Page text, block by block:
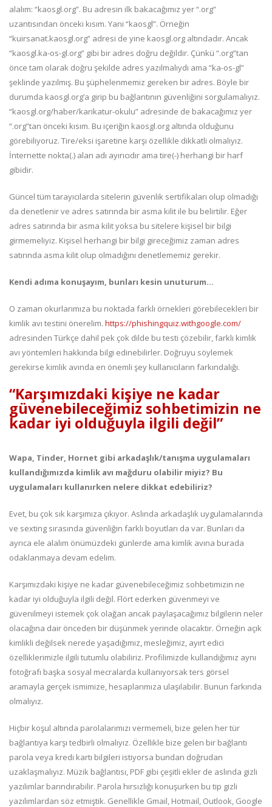
alalım: “kaosgl.org”. Bu adresin ilk bakacağımız yer “.org”
uzantısından önceki kısım. Yani “kaosgl”. Örneğin
“kuirsanat.kaosgl.org” adresi de yine kaosgl.org altındadır. Ancak
“kaosgl.ka-os-gl.org” gibi bir adres doğru değildir. Çünkü “.org”tan
önce tam olarak doğru şekilde adres yazılmalıydı ama “ka-os-gl”
şeklinde yazılmış. Bu şüphelenmemiz gereken bir adres. Böyle bir
durumda kaosgl.org’a girip bu bağlantının güvenliğini sorgulamalıyız.
“kaosgl.org/haber/karikatur-okulu” adresinde de bakacağımız yer
“.org”tan önceki kısım. Bu içeriğin kaosgl.org altında olduğunu
görebiliyoruz. Tire/eksi işaretine karşı özellikle dikkatli olmalıyız.
İnternette nokta(.) alan adı ayırıcıdır ama tire(-) herhangi bir harf
gibidir.
Güncel tüm tarayıcılarda sitelerin güvenlik sertifikaları olup olmadığı
da denetlenir ve adres satırında bir asma kilit ile bu belirtilir. Eğer
adres satırında bir asma kilit yoksa bu sitelere kişisel bir bilgi
girmemeliyiz. Kişisel herhangi bir bilgi gireceğimiz zaman adres
satırında asma kilit olup olmadığını denetlememiz gerekir.
Kendi adıma konuşayım, bunları kesin unuturum…
O zaman okurlarımıza bu noktada farklı örnekleri görebilecekleri bir
kimlik avı testini önerelim. https://phishingquiz.withgoogle.com/
adresinden Türkçe dahil pek çok dilde bu testi çözebilir, farklı kimlik
avı yöntemleri hakkında bilgi edinebilirler. Doğruyu söylemek
gerekirse kimlik avında en önemli şey kullanıcıların farkındalığı.
“Karşımızdaki kişiye ne kadar
güvenebileceğimiz sohbetimizin ne
kadar iyi olduğuyla ilgili değil”
Wapa, Tinder, Hornet gibi arkadaşlık/tanışma uygulamaları
kullandığımızda kimlik avı mağduru olabilir miyiz? Bu
uygulamaları kullanırken nelere dikkat edebiliriz?
Evet, bu çok sık karşımıza çıkıyor. Aslında arkadaşlık uygulamalarında
ve sexting sırasında güvenliğin farklı boyutları da var. Bunları da
ayrıca ele alalım önümüzdeki günlerde ama kimlik avına burada
odaklanmaya devam edelim.
Karşımızdaki kişiye ne kadar güvenebileceğimiz sohbetimizin ne
kadar iyi olduğuyla ilgili değil. Flört ederken güvenmeyi ve
güvenilmeyi istemek çok olağan ancak paylaşacağımız bilgilerin neler
olacağına dair önceden bir düşünmek yerinde olacaktır. Örneğin açık
kimlikli değilsek nerede yaşadığımız, mesleğimiz, ayırt edici
özelliklerimizle ilgili tutumlu olabiliriz. Profilimizde kullandığımız aynı
fotoğrafı başka sosyal mecralarda kullanıyorsak ters görsel
aramayla gerçek ismimize, hesaplarımıza ulaşılabilir. Bunun farkında
olmalıyız.
Hiçbir koşul altında parolalarımızı vermemeli, bize gelen her tür
bağlantıya karşı tedbirli olmalıyız. Özellikle bize gelen bir bağlantı
parola veya kredi kartı bilgileri istiyorsa bundan doğrudan
uzaklaşmalıyız. Müzik bağlantısı, PDF gibi çeşitli ekler de aslında gizli
yazılımlar barındırabilir. Parola hırsızlığı konuşurken bu tip gizli
yazılımlardan söz etmiştik. Genellikle Gmail, Hotmail, Outlook, Google